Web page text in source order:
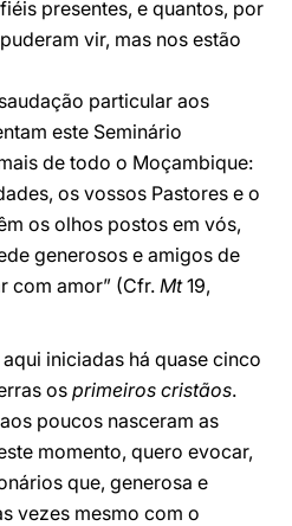
presentes, e quantos, por
vir, mas nos estão
particular aos
este Seminário
de todo o Moçambique:
os vossos Pastores e o
os olhos postos em vós,
generosos e amigos de
com amor” (Cfr. Mt19,
aqui iniciadas há quase cinco
os primeiros cristãos.
poucos nasceram as
momento, quero evocar,
que, generosa e
vezes mesmo com o